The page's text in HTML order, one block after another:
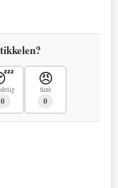
0
😠
Sint
0